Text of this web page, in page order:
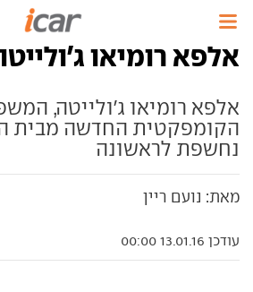
אלפא רומיאו
אלפא רומיאו ג'ולייטה,
הקומפקטית החדשה מבית
נחשפת לראשונה
מאת: נועם ריין
עודכן 13.01.16 00:00